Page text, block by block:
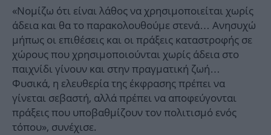
«Νομίζω ότι είναι λάθος να χρησιμοποιείται χωρίς
άδεια και θα το παρακολουθούμε στενά… Ανησυχώ
μήπως οι επιθέσεις και οι πράξεις καταστροφής σε
χώρους που χρησιμοποιούνται χωρίς άδεια στο
παιχνίδι γίνουν και στην πραγματική ζωή…
Φυσικά, η ελευθερία της έκφρασης πρέπει να
γίνεται σεβαστή, αλλά πρέπει να αποφεύγονται
πράξεις που υποβαθμίζουν τον πολιτισμό ενός
τόπου», συνέχισε.